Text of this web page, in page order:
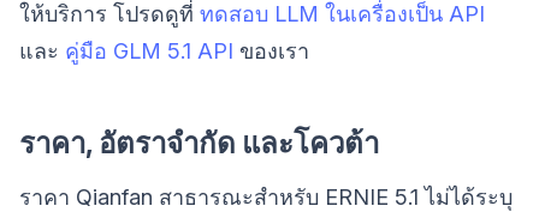
ให้บริการ โปรดดูที่ ทดสอบ LLM ในเครื่องเป็น API
และ คู่มือ GLM 5.1 API ของเรา
ราคา, อัตราจำกัด และโควต้า
ราคา Qianfan สาธารณะสำหรับ ERNIE 5.1 ไม่ได้ระบุ